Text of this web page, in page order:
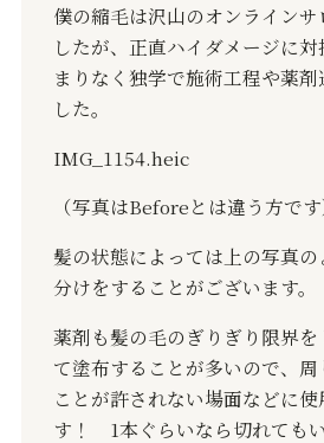
僕の縮毛は沢山のオンライン
したが、正直ハイダメージに
まりなく独学で施術工程や薬
した。
IMG_1154.heic
（写真はBeforeとは違う方です
髪の状態によっては上の写真の
分けをすることがございます。
薬剤も髪の毛のぎりぎり限界を
て塗布することが多いので、周
ことが許されない場面などに
す！ 1本ぐらいなら切れても